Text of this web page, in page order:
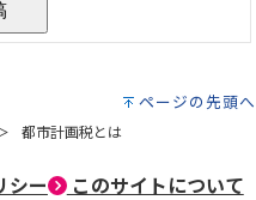
ページの先頭へ
都市計画税とは
シー
このサイトについて